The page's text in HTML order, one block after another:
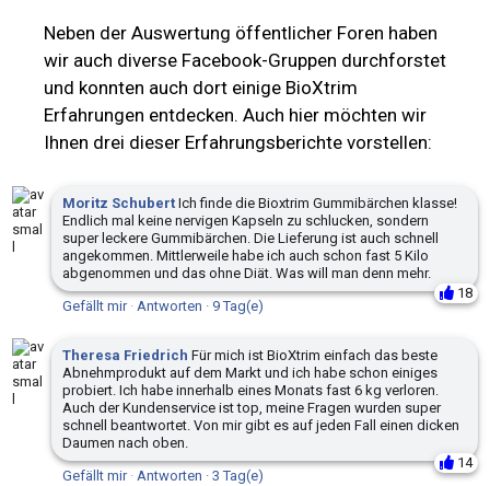
Neben der Auswertung öffentlicher Foren haben
wir auch diverse Facebook-Gruppen durchforstet
und konnten auch dort einige BioXtrim
Erfahrungen entdecken. Auch hier möchten wir
Ihnen drei dieser Erfahrungsberichte vorstellen:
Moritz Schubert Ich finde die Bioxtrim Gummibärchen klasse!
Endlich mal keine nervigen Kapseln zu schlucken, sondern
super leckere Gummibärchen. Die Lieferung ist auch schnell
angekommen. Mittlerweile habe ich auch schon fast 5 Kilo
abgenommen und das ohne Diät. Was will man denn mehr.
18
Gefällt mir· Antworten · 9 Tag(e)
Theresa Friedrich Für mich ist BioXtrim einfach das beste
Abnehmprodukt auf dem Markt und ich habe schon einiges
probiert. Ich habe innerhalb eines Monats fast 6 kg verloren.
Auch der Kundenservice ist top, meine Fragen wurden super
schnell beantwortet. Von mir gibt es auf jeden Fall einen dicken
Daumen nach oben.
14
Gefällt mir· Antworten · 3 Tag(e)